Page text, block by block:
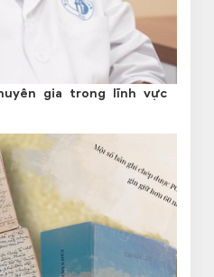
gia trong lĩnh vực